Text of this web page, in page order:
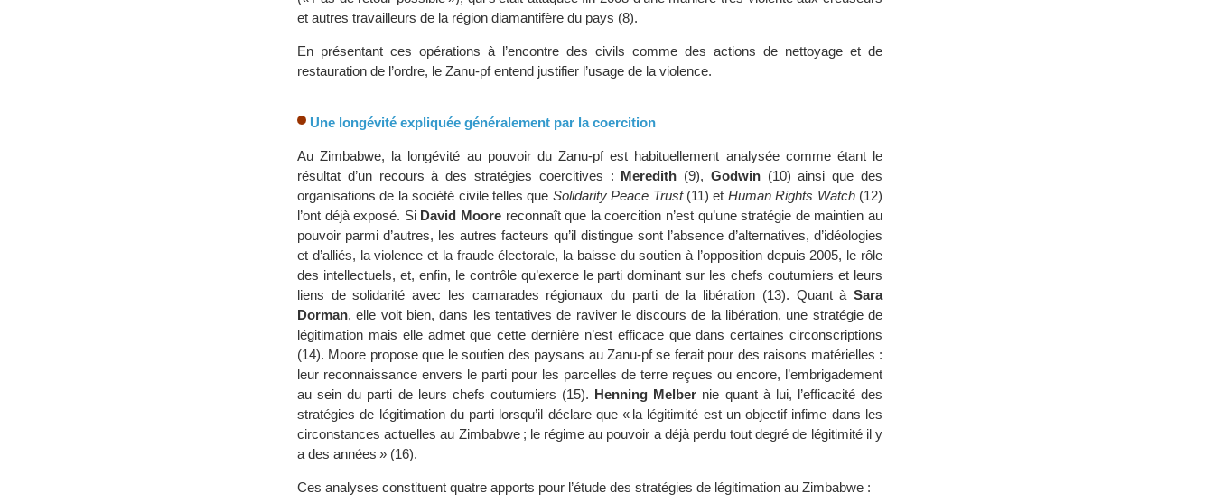
et autres travailleurs de la région diamantifère du pays (8).
En présentant ces opérations à l’encontre des civils comme des actions de nettoyage et de
restauration de l’ordre, le Zanu-pf entend justifier l’usage de la violence.
Une longévité expliquée généralement par la coercition
Au Zimbabwe, la longévité au pouvoir du Zanu-pf est habituellement analysée comme étant le
résultat d’un recours à des stratégies coercitives : Meredith (9), Godwin(10) ainsi que des
organisations de la société civile telles que Solidarity Peace Trust(11) et Human Rights Watch(12)
l’ont déjà exposé. Si David Moore reconnaît que la coercition n’est qu’une stratégie de maintien au
pouvoir parmi d’autres, les autres facteurs qu’il distingue sont l’absence d’alternatives, d’idéologies
et d’alliés, la violence et la fraude électorale, la baisse du soutien à l’opposition depuis 2005, le rôle
des intellectuels, et, enfin, le contrôle qu’exerce le parti dominant sur les chefs coutumiers et leurs
liens de solidarité avec les camarades régionaux du parti de la libération (13). Quant à Sara
Dorman, elle voit bien, dans les tentatives de raviver le discours de la libération, une stratégie de
légitimation mais elle admet que cette dernière n’est efficace que dans certaines circonscriptions
(14). Moore propose que le soutien des paysans au Zanu-pf se ferait pour des raisons matérielles :
leur reconnaissance envers le parti pour les parcelles de terre reçues ou encore, l’embrigadement
au sein du parti de leurs chefs coutumiers (15). Henning Melber nie quant à lui, l’efficacité des
stratégies de légitimation du parti lorsqu’il déclare que « la légitimité est un objectif infime dans les
circonstances actuelles au Zimbabwe ; le régime au pouvoir a déjà perdu tout degré de légitimité il y
a des années » (16).
Ces analyses constituent quatre apports pour l’étude des stratégies de légitimation au Zimbabwe :